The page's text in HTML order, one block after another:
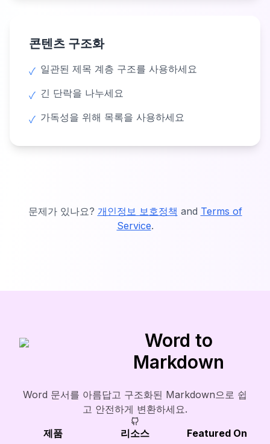
콘텐츠 구조화
✓ 일관된 제목 계층 구조를 사용하세요
✓ 긴 단락을 나누세요
✓ 가독성을 위해 목록을 사용하세요
문제가 있나요? 개인정보 보호정책 and Terms of
Service.
Word to
Markdown
Word 문서를 아름답고 구조화된 Markdown으로 쉽
고 안전하게 변환하세요.
제품
리소스 Featured On